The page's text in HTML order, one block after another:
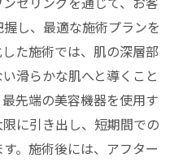
し、最適な施術プランを
た施術では、肌の深層部
滑らかな肌へと導くこと
先端の美容機器を使用す
に引き出し、短期間での
。施術後には、アフター